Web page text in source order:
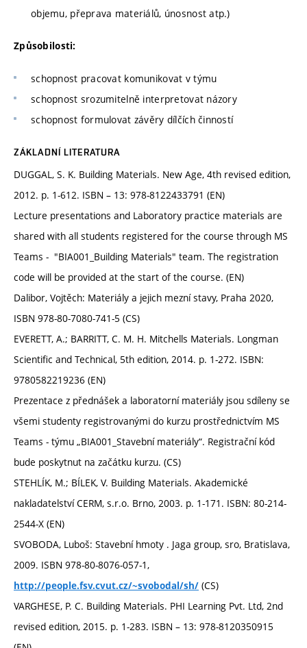
objemu, přeprava materiálů, únosnost atp.)
Způsobilosti:
schopnost pracovat komunikovat v týmu
schopnost srozumitelně interpretovat názory
schopnost formulovat závěry dílčích činností
ZÁKLADNÍ LITERATURA
DUGGAL, S. K. Building Materials. New Age, 4th revised edition,
2012. p. 1-612. ISBN – 13: 978-8122433791 (EN)
Lecture presentations and Laboratory practice materials are
shared with all students registered for the course through MS
Teams - "BIA001_Building Materials" team. The registration
code will be provided at the start of the course. (EN)
Dalibor, Vojtěch: Materiály a jejich mezní stavy, Praha 2020,
ISBN 978-80-7080-741-5 (CS)
EVERETT, A.; BARRITT, C. M. H. Mitchells Materials. Longman
Scientific and Technical, 5th edition, 2014. p. 1-272. ISBN:
9780582219236 (EN)
Prezentace z přednášek a laboratorní materiály jsou sdíleny se
všemi studenty registrovanými do kurzu prostřednictvím MS
Teams - týmu „BIA001_Stavební materiály“. Registrační kód
bude poskytnut na začátku kurzu. (CS)
STEHLÍK, M.; BÍLEK, V. Building Materials. Akademické
nakladatelství CERM, s.r.o. Brno, 2003. p. 1-171. ISBN: 80-214-
2544-X (EN)
SVOBODA, Luboš: Stavební hmoty . Jaga group, sro, Bratislava,
2009. ISBN 978-80-8076-057-1,
http://people.fsv.cvut.cz/~svobodal/sh/ (CS)
VARGHESE, P. C. Building Materials. PHI Learning Pvt. Ltd, 2nd
revised edition, 2015. p. 1-283. ISBN – 13: 978-8120350915